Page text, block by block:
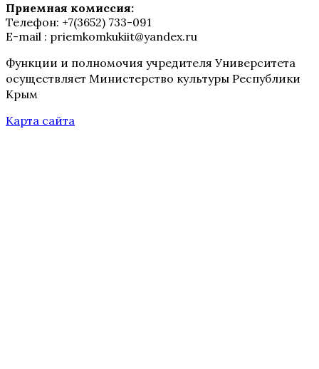
Приемная комиссия:
Телефон: +7(3652) 733-091
E-mail : priemkomkukiit@yandex.ru
Функции и полномочия учредителя Университета
осуществляет Министерство культуры Республики
Крым
Карта сайта